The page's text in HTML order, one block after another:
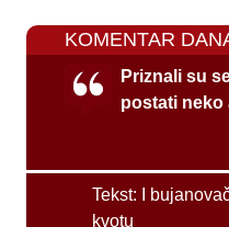
KOMENTAR
Priznali su
postati neko
Tekst:
I
kvotu